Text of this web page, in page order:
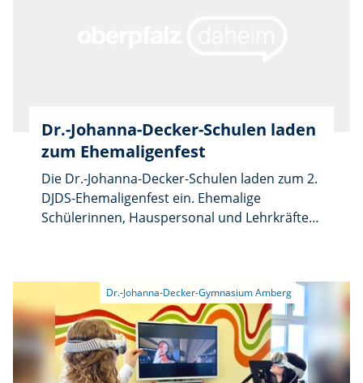
Dr.-Johanna-Decker-Schulen laden
zum Ehemaligenfest
Die Dr.-Johanna-Decker-Schulen laden zum 2.
DJDS-Ehemaligenfest ein. Ehemalige
Schülerinnen, Hauspersonal und Lehrkräfte
Uhr in St. Martin. Ab etwa 16.45 Uhr kommen
alle im Schulgarten zusammen. Geplant sind
Schulhausführungen sowie Essen und
Getränke und weitere Angebote. Um besser
planen zu können, bitten die Dr.-Johanna-